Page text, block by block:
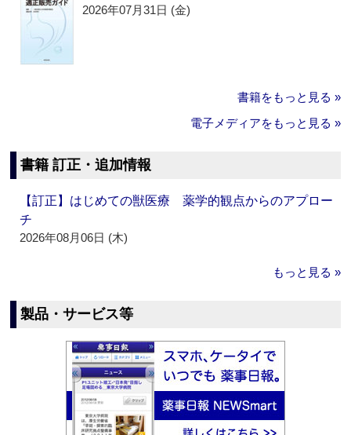
2026年07月31日 (金)
書籍をもっと見る »
電子メディアをもっと見る »
書籍 訂正・追加情報
【訂正】はじめての獣医療 薬学的観点からのアプロー
チ
2026年08月06日 (木)
もっと見る »
製品・サービス等